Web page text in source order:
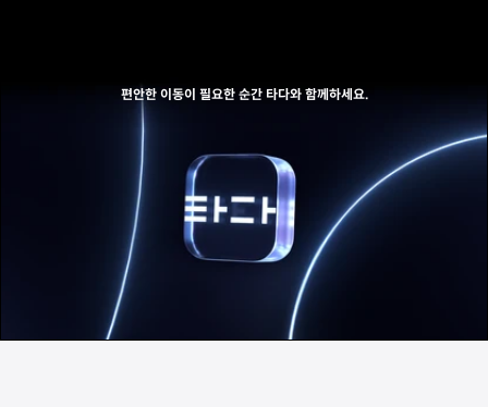
편안한 이동이 필요한 순간 타다와 함께하세요.